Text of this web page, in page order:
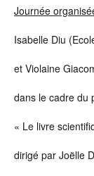
Journée
Isabelle Diu
et Violaine
dans le cadre du
« Le livre
dirigé par Joëlle